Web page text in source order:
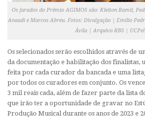
Os jurados do Prêmio AGIMOS são: Kleiton Ramil,
Anaadi e Marcos Abreu. Fotos: Divulgação | Emilio
Ávila | Arquivo RBS | UCPel
Os selecionados serão escolhidos através de
da documentação e habilitação dos finalistas,
feita por cada curador da bancada e uma
por todos os curadores em conjunto. Os
3 mil reais cada, além de fazer parte da lista
que irão ter a oportunidade de gravar no
Produção Musical durante os anos de 2023 e